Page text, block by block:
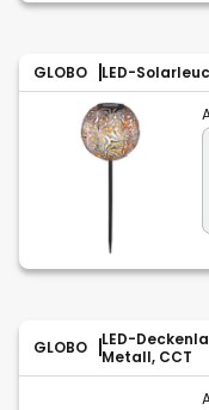
GLOBO LED-
GLOBO
LED-
Metall, CCT